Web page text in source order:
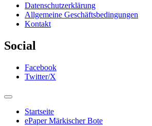
Datenschutzerklärung
Allgemeine Geschäftsbedingungen
Kontakt
Social
Facebook
Twitter/X
Startseite
ePaper Märkischer Bote